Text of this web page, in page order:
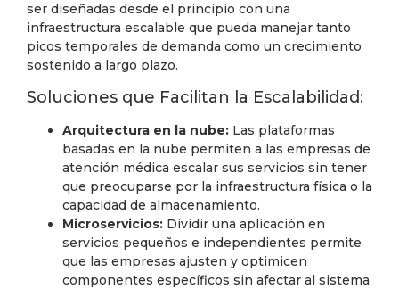
ser diseñadas desde el principio con una
infraestructura escalable que pueda manejar tanto
picos temporales de demanda como un crecimiento
sostenido a largo plazo.
Soluciones que Facilitan la Escalabilidad:
Arquitectura en la nube: Las plataformas
basadas en la nube permiten a las empresas de
atención médica escalar sus servicios sin tener
que preocuparse por la infraestructura física o la
capacidad de almacenamiento.
Microservicios: Dividir una aplicación en
servicios pequeños e independientes permite
que las empresas ajusten y optimicen
componentes específicos sin afectar al sistema